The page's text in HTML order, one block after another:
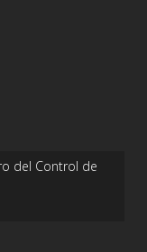
del Control de